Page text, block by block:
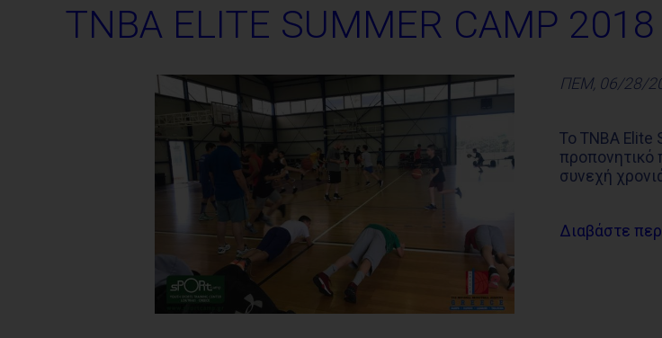
TNBA ELITE SUMMER CAMP 2018
ΠΕΜ, 06/28/
Το TNBA Elite
προπονητικό
συνεχή
Διαβάστε